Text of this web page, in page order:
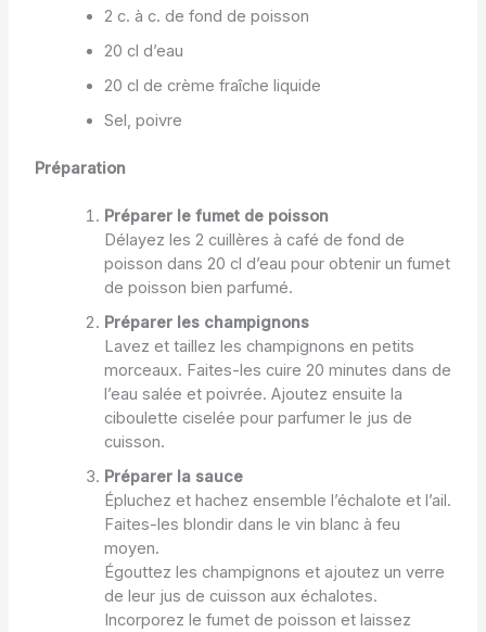
2 c. à c. de fond de poisson
20 cl d’eau
20 cl de crème fraîche liquide
Sel, poivre
Préparation
Préparer le fumet de poisson
Délayez les 2 cuillères à café de fond de
poisson dans 20 cl d’eau pour obtenir un fumet
de poisson bien parfumé.
Préparer les champignons
Lavez et taillez les champignons en petits
morceaux. Faites-les cuire 20 minutes dans de
l’eau salée et poivrée. Ajoutez ensuite la
ciboulette ciselée pour parfumer le jus de
cuisson.
Préparer la sauce
Épluchez et hachez ensemble l’échalote et l’ail.
Faites-les blondir dans le vin blanc à feu
moyen.
Égouttez les champignons et ajoutez un verre
de leur jus de cuisson aux échalotes.
Incorporez le fumet de poisson et laissez